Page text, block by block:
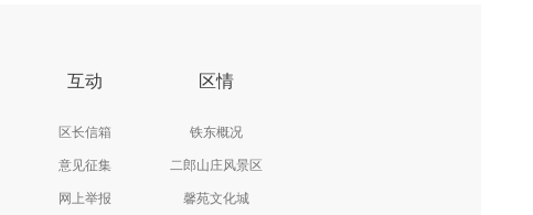
互动
区长信箱
意见征集
网上举报
区情
铁东概况
二郎山庄风景区
馨苑文化城